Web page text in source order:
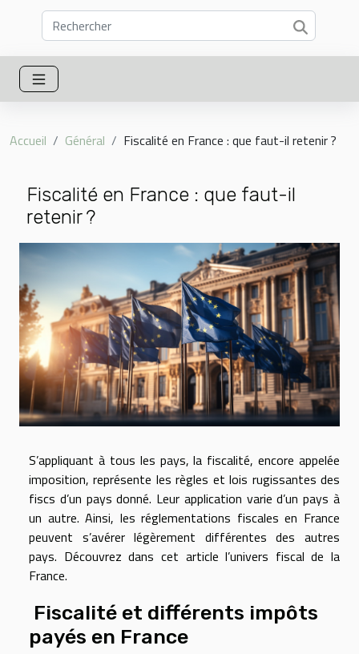
Accueil Général Fiscalité en France : que faut-il retenir ?
Fiscalité en France : que faut-il
retenir ?
S’appliquant à tous les pays, la fiscalité, encore appelée
imposition, représente les règles et lois rugissantes des
fiscs d’un pays donné. Leur application varie d’un pays à
un autre. Ainsi, les réglementations fiscales en France
peuvent s’avérer légèrement différentes des autres
pays. Découvrez dans cet article l’univers fiscal de la
France.
Fiscalité et différents impôts
payés en France